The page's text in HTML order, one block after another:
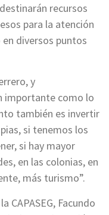
recursos
para la atención
diversos puntos
y
importante como lo
también es invertir
si tenemos los
si hay mayor
en las colonias, en
más turismo”.
CAPASEG, Facundo